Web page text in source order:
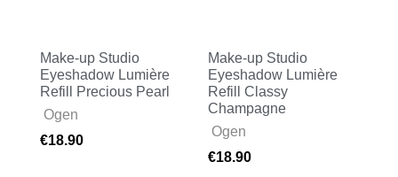
Ogen
Make-up Studio
Eyeshadow Lumière
Refill Precious Pearl
€18.90
Ogen
Make-up Studio
Eyeshadow Lumière
Refill Classy
Champagne
€18.90